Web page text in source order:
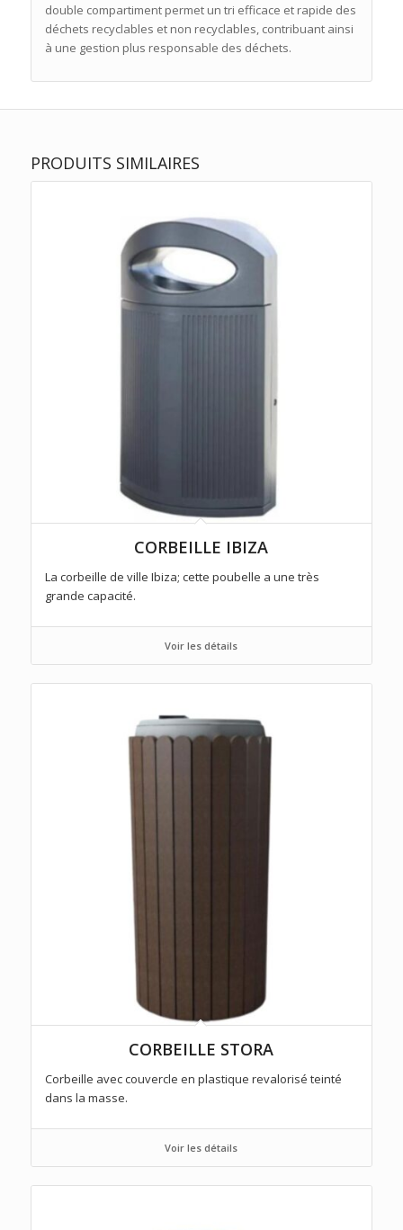
double compartiment permet un tri efficace et rapide des
déchets recyclables et non recyclables, contribuant ainsi
à une gestion plus responsable des déchets.
PRODUITS SIMILAIRES
CORBEILLE IBIZA
La corbeille de ville Ibiza; cette poubelle a une très
grande capacité.
Voir les détails
CORBEILLE STORA
Corbeille avec couvercle en plastique revalorisé teinté
dans la masse.
Voir les détails